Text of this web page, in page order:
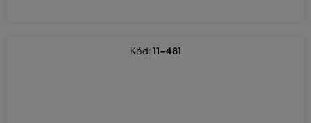
Kód:11-481